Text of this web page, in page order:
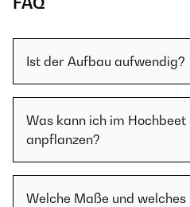
Ist der Aufbau aufwendig?
Was kann ich im Hochbeet
anpflanzen?
Welche Maße und welches